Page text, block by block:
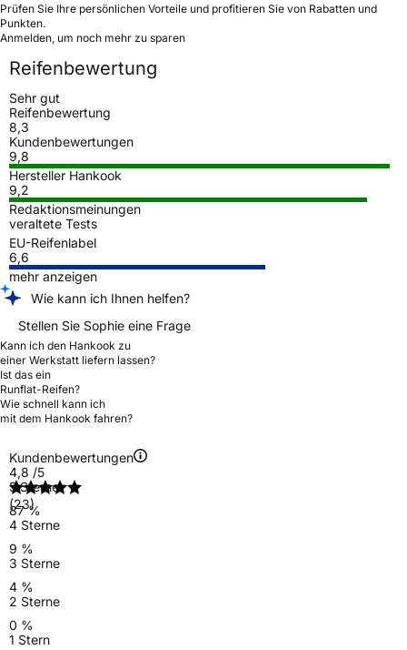
Prüfen Sie Ihre persönlichen Vorteile und profitieren Sie von Rabatten und
Punkten.
Anmelden, um noch mehr zu sparen
Reifenbewertung
Sehr gut
Reifenbewertung
8,3
Kundenbewertungen
9,8
Hersteller Hankook
9,2
Redaktionsmeinungen
veraltete Tests
EU-Reifenlabel
6,6
mehr anzeigen
Wie kann ich Ihnen helfen?
Stellen Sie Sophie eine Frage
Kann ich den Hankook zu
einer Werkstatt liefern lassen?
Ist das ein
Runflat-Reifen?
Wie schnell kann ich
mit dem Hankook fahren?
Kundenbewertungen
4,8 /5
(23)
5 Sterne
87 %
4 Sterne
9 %
3 Sterne
4 %
2 Sterne
0 %
1 Stern